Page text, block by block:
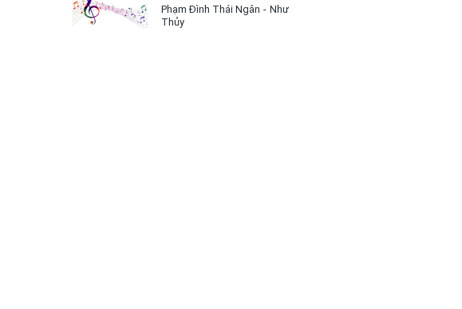
Phạm Đình Thái Ngân
Như
Thủy